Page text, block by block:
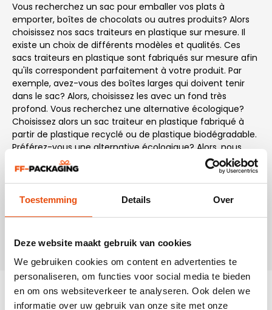
Toestemming Details Over
Deze website maakt gebruik van cookies
We gebruiken cookies om content en advertenties te
personaliseren, om functies voor social media te bieden
en om ons websiteverkeer te analyseren. Ook delen we
informatie over uw gebruik van onze site met onze
Vous recherchez un sac pour emballer vos plats à
emporter, boîtes de chocolats ou autres produits? Alors
choisissez nos sacs traiteurs en plastique sur mesure. Il
existe un choix de différents modèles et qualités. Ces
sacs traiteurs en plastique sont fabriqués sur mesure afin
qu'ils correspondent parfaitement à votre produit. Par
exemple, avez-vous des boîtes larges qui doivent tenir
dans le sac? Alors, choisissez les avec un fond très
profond. Vous recherchez une alternative écologique?
Choisissez alors un sac traiteur en plastique fabriqué à
partir de plastique recyclé ou de plastique biodégradable.
Préférez-vous une alternative écologique? Alors, nous
avons des sacs traiteurs sur mesure en matière recyclée
ou en matière plastique biosourcée. Voir ci-dessous tous
les modèles et options pour les sacs traiteurs en
plastique.